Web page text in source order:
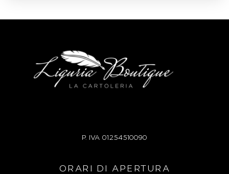
P. IVA 01254510090
ORARI DI APERTURA